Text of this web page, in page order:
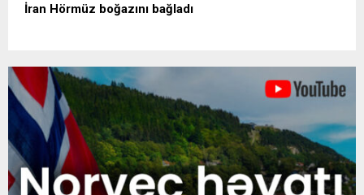
İran Hörmüz boğazını bağladı